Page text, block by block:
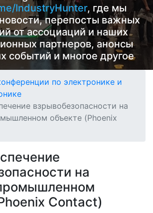
IndustryHunter, где мы
перепосты важных
от ассоциаций и наших
партнеров, анонсы
событий и многое другое
по электронике и
взрывобезопасности на
объекте (Phoenix
на
Contact)